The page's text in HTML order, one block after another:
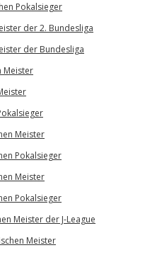
Pokalsieger
der 2. Bundesliga
der Bundesliga
Meister
Meister
Pokalsieger
Meister
Pokalsieger
Meister der J-League
Meister